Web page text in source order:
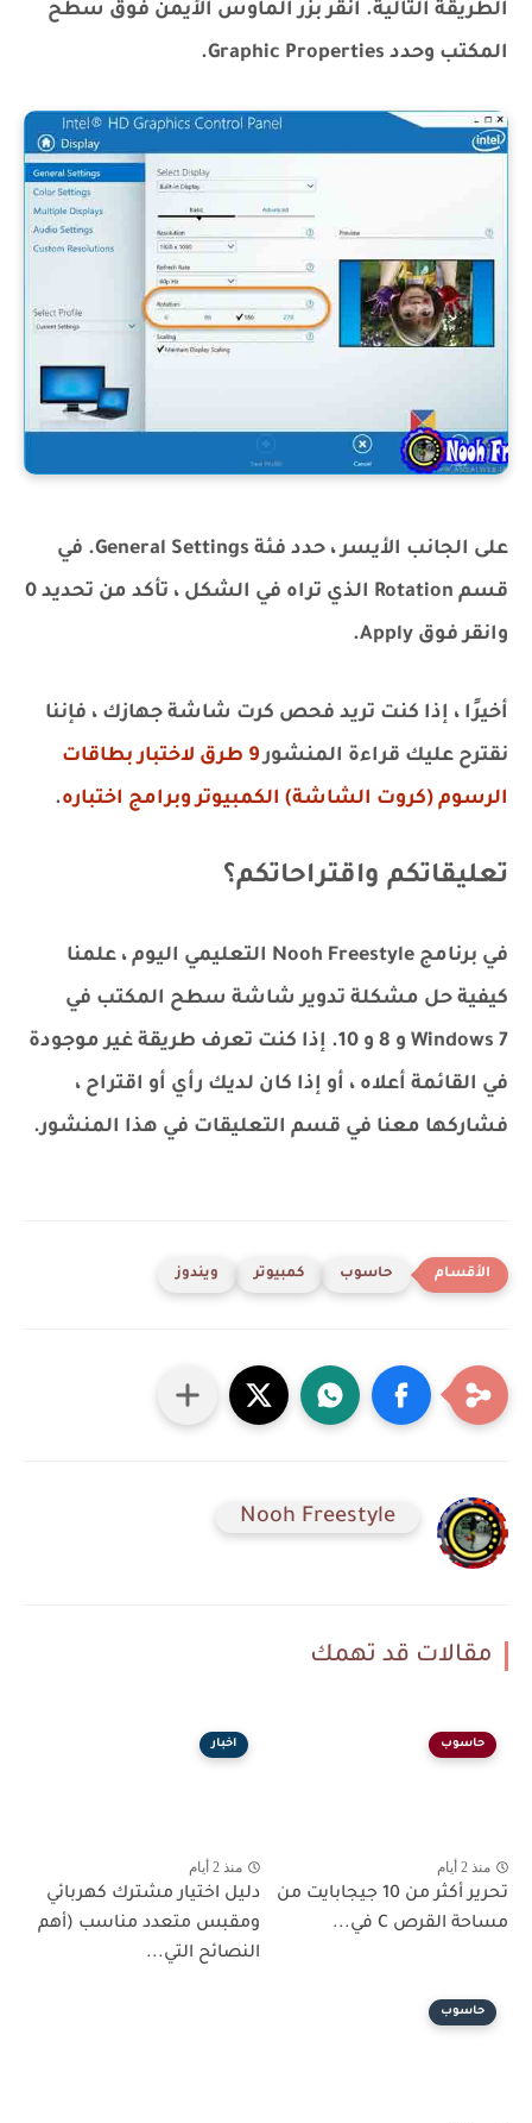
الطريقة التالية. انقر بزر الماوس الأيمن فوق سطح
المكتب وحدد Graphic Properties.
على الجانب الأيسر ، حدد فئة General Settings. في
قسم Rotation الذي تراه في الشكل ، تأكد من تحديد 0
وانقر فوق Apply.
أخيرًا ، إذا كنت تريد فحص كرت شاشة جهازك ، فإننا
نقترح عليك قراءة المنشور
9 طرق لاختبار بطاقات
الرسوم (كروت الشاشة) الكمبيوتر وبرامج اختباره.
تعليقاتكم واقتراحاتكم؟
في برنامج Nooh Freestyle التعليمي اليوم ، علمنا
كيفية حل مشكلة تدوير شاشة سطح المكتب في
Windows 7 و 8 و 10. إذا كنت تعرف طريقة غير موجودة
في القائمة أعلاه ، أو إذا كان لديك رأي أو اقتراح ،
فشاركها معنا في قسم التعليقات في هذا المنشور.
حاسوب كمبيوتر ويندوز
Nooh Freestyle
مقالات قد تهمك
حاسوب
منذ 2 أيام
تحرير أكثر من 10 جيجابايت من
مساحة القرص C في...
اخبار
منذ 2 أيام
دليل اختيار مشترك كهربائي
ومقبس متعدد مناسب (أهم
النصائح التي...
حاسوب